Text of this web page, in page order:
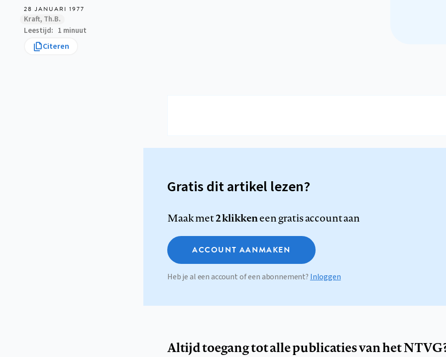
28 JANUARI 1977
Kraft, Th.B.
Leestijd
1 minuut
Citeren
Gratis dit artikel lezen?
Maak met2 klikkeneen gratis account aan
ACCOUNT AANMAKEN
Heb je al een account of een abonnement? Inloggen
Altijd toegang tot alle publicaties van het